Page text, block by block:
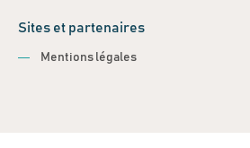
Sites et partenaires
Mentions légales